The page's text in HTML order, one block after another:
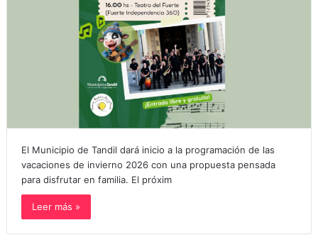
El Municipio de Tandil dará inicio a la programación de las
vacaciones de invierno 2026 con una propuesta pensada
para disfrutar en familia. El próxim
Leer más »